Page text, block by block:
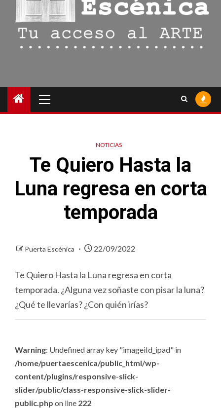
principal
NOTICIAS
Te Quiero Hasta la
Luna regresa en corta
temporada
Puerta Escénica 22/09/2022
Te Quiero Hasta la Luna regresa en corta
temporada. ¿Alguna vez soñaste con pisar la luna?
¿Qué te llevarías? ¿Con quién irías?
Warning: Undefined array key "imageiId_ipad" in
/home/puertaescenica/public_html/wp-
content/plugins/responsive-slick-
slider/public/class-responsive-slick-slider-
public.php on line 222